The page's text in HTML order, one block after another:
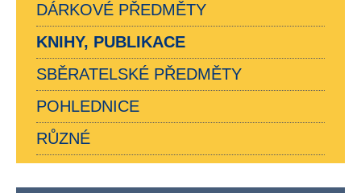
DÁRKOVÉ PŘEDMĚTY
KNIHY, PUBLIKACE
SBĚRATELSKÉ PŘEDMĚTY
POHLEDNICE
RŮZNÉ